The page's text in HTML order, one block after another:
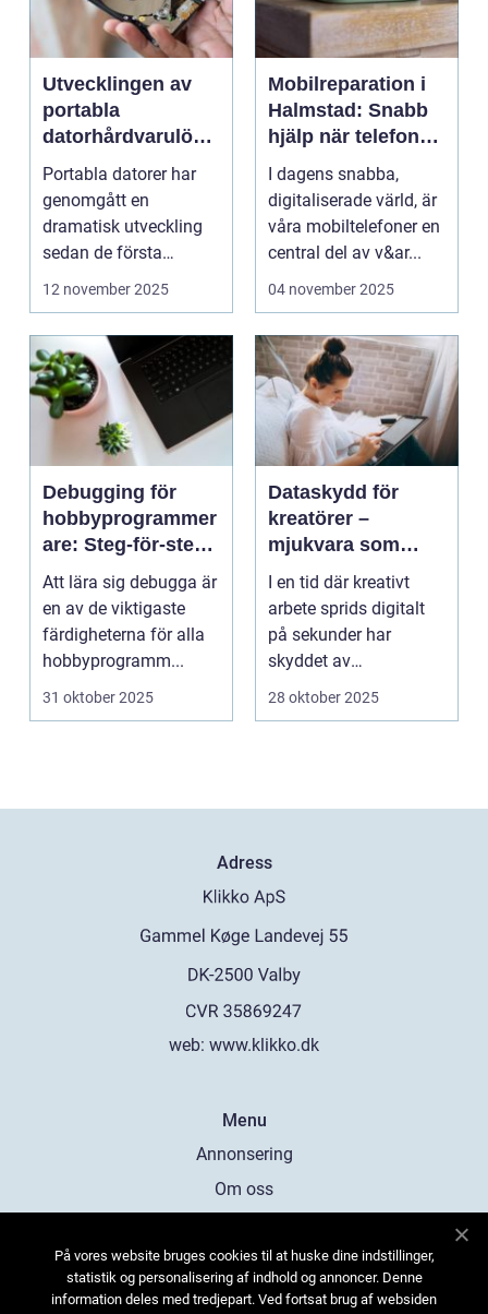
Utvecklingen av
portabla
datorhårdvarulösn
ingar
Portabla datorer har
genomgått en
dramatisk utveckling
sedan de första
bärbara model...
12 november 2025
Mobilreparation i
Halmstad: Snabb
hjälp när telefonen
gått sönder
I dagens snabba,
digitaliserade värld, är
våra mobiltelefoner en
central del av v&ar...
04 november 2025
Debugging för
hobbyprogrammer
are: Steg-för-steg-
metoder
Att lära sig debugga är
en av de viktigaste
färdigheterna för alla
hobbyprogramm...
31 oktober 2025
Dataskydd för
kreatörer –
mjukvara som
skyddar
intellektuellt
kapital
I en tid där kreativt
arbete sprids digitalt
på sekunder har
skyddet av
intellektuellt ka...
28 oktober 2025
Adress
web: www.klikko.dk
Menu
Annonsering
Om oss
Kontakta oss
Sitemap
På vores website bruges cookies til at huske dine indstillinger,
statistik og personalisering af indhold og annoncer. Denne
information deles med tredjepart. Ved fortsat brug af websiden